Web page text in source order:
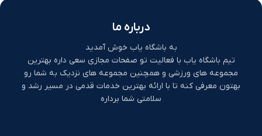
درباره ما
به باشگاه یاب خوش آمدید
تیم باشگاه یاب با فعالیت تو صفحات مجازی سعی داره بهترین
مجموعه های ورزشی و همچنین مجموعه های نزدیک به شما رو
بهتون معرفی کنه تا با ارائه بهترین خدمات قدمی در مسیر رشد و
سلامتی شما برداره